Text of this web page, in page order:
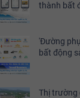
thành bất
'Đường
bất động
Thị trường